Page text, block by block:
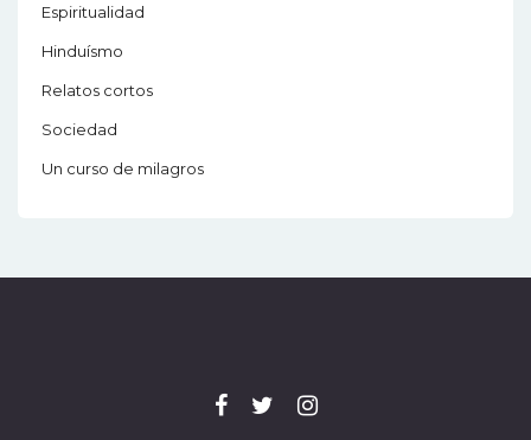
Espiritualidad
Hinduísmo
Relatos cortos
Sociedad
Un curso de milagros